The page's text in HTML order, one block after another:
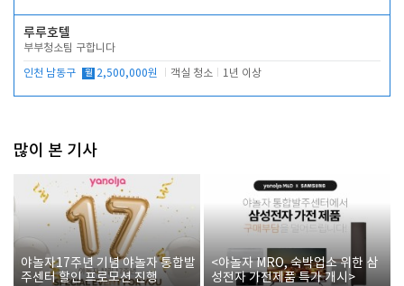
루루호텔
부부청소팀 구합니다
인천 남동구 월 2,500,000원 객실 청소 1년 이상
많이 본 기사
야놀자17주년 기념 야놀자 통합발
주센터 할인 프로모션 진행
<야놀자 MRO, 숙박업소 위한 삼
성전자 가전제품 특가 개시>